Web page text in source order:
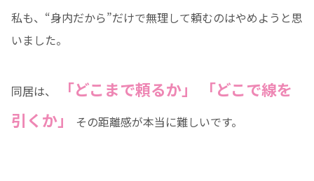
私も、“身内だから”だけで無理して頼むのはやめようと思
いました。
同居は、
「どこまで頼るか」 「どこで線を
引くか」
その距離感が本当に難しいです。